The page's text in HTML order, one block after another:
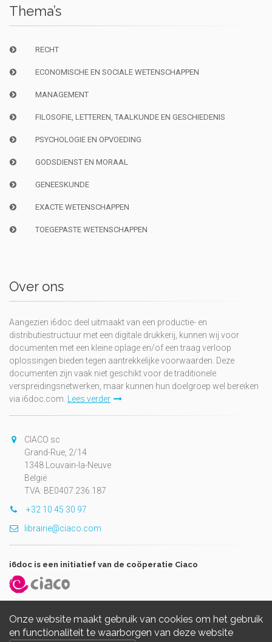
Onze website maakt gebruik van cookies om het gebruik
en functionaliteit te waarborgen van deze website
Thema’s
RECHT
ECONOMISCHE EN SOCIALE WETENSCHAPPEN
MANAGEMENT
FILOSOFIE, LETTEREN, TAALKUNDE EN GESCHIEDENIS
PSYCHOLOGIE EN OPVOEDING
GODSDIENST EN MORAAL
GENEESKUNDE
EXACTE WETENSCHAPPEN
TOEGEPASTE WETENSCHAPPEN
Over ons
Aangezien i6doc deel uitmaakt van een productie- en
distributiestructuur met een digitale drukkerij, kunnen wij voor
documenten met een kleine oplage en/of een traag verloop
oplossingen bieden tegen aantrekkelijke voorwaarden. Deze
documenten zijn vaak niet geschikt voor de traditionele
verspreidingsnetwerken, maar kunnen hun doelgroep wel bereiken
via i6doc.com. Lees verder
CIACO sc
Grand-Rue, 2/14
1348 Louvain-la-Neuve
België
TVA: BE0407.236.187
+32 10 45 30 97
librairie@ciaco.com
i6doc is een initiatief van de coöperatie Ciaco